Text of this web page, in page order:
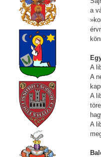
a
A
A
A
A